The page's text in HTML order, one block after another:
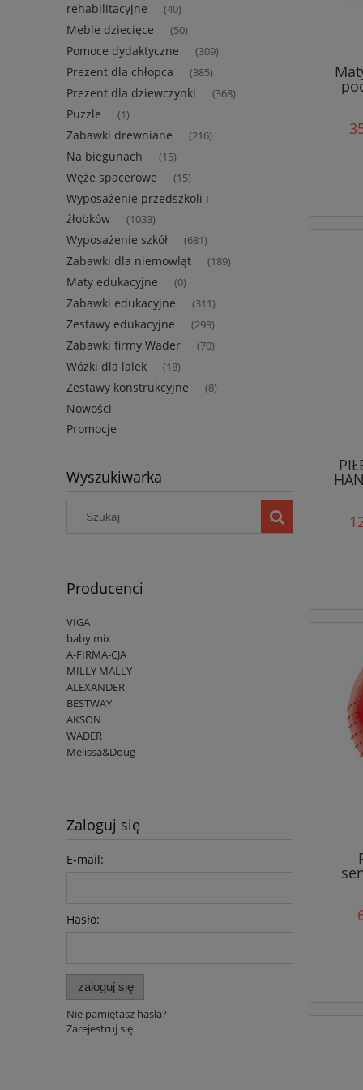
rehabilitacyjne
(40)
Meble dziecięce (50)
Pomoce dydaktyczne (309)
Prezent dla chłopca (385)
Prezent dla dziewczynki (368)
Puzzle (1)
Zabawki drewniane (216)
Na biegunach (15)
Węże spacerowe (15)
Wyposażenie przedszkoli i
żłobków
(1033)
Wyposażenie szkół (681)
Zabawki dla niemowląt (189)
Maty edukacyjne (0)
Zabawki edukacyjne (311)
Zestawy edukacyjne (293)
Zabawki firmy Wader (70)
Wózki dla lalek (18)
Zestawy konstrukcyjne (8)
Nowości
Promocje
Wyszukiwarka
Producenci
VIGA
baby mix
A-FIRMA-CJA
MILLY MALLY
ALEXANDER
BESTWAY
AKSON
WADER
Melissa&Doug
Zaloguj się
E-mail:
Hasło:
zaloguj się
Nie pamiętasz hasła?
Zarejestruj się